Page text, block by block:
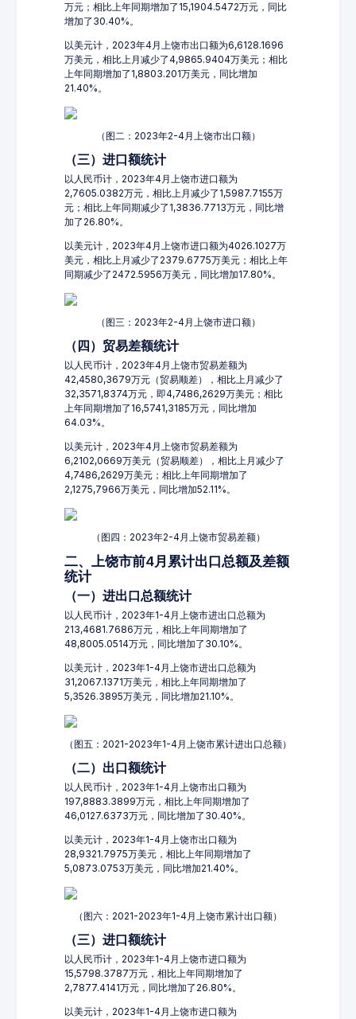
万元；相比上年同期增加了15,1904.5472万元，同比
增加了30.40%。
以美元计，2023年4月上饶市出口额为6,6128.1696
万美元，相比上月减少了4,9865.9404万美元；相比
上年同期增加了1,8803.201万美元，同比增加
21.40%。
（图二：2023年2-4月上饶市出口额）
（三）进口额统计
以人民币计，2023年4月上饶市进口额为
2,7605.0382万元，相比上月减少了1,5987.7155万
元；相比上年同期减少了1,3836.7713万元，同比增
加了26.80%。
以美元计，2023年4月上饶市进口额为4026.1027万
美元，相比上月减少了2379.6775万美元；相比上年
同期减少了2472.5956万美元，同比增加17.80%。
（图三：2023年2-4月上饶市进口额）
（四）贸易差额统计
以人民币计，2023年4月上饶市贸易差额为
42,4580,3679万元（贸易顺差），相比上月减少了
32,3571,8374万元，即4,7486,2629万美元；相比
上年同期增加了16,5741,3185万元，同比增加
64.03%。
以美元计，2023年4月上饶市贸易差额为
6,2102,0669万美元（贸易顺差），相比上月减少了
4,7486,2629万美元；相比上年同期增加了
2,1275,7966万美元，同比增加52.11%。
（图四：2023年2-4月上饶市贸易差额）
二、上饶市前4月累计出口总额及差额
统计
（一）进出口总额统计
以人民币计，2023年1-4月上饶市进出口总额为
213,4681.7686万元，相比上年同期增加了
48,8005.0514万元，同比增加了30.10%。
以美元计，2023年1-4月上饶市进出口总额为
31,2067.1371万美元，相比上年同期增加了
5,3526.3895万美元，同比增加21.10%。
（图五：2021-2023年1-4月上饶市累计进出口总额）
（二）出口额统计
以人民币计，2023年1-4月上饶市出口额为
197,8883.3899万元，相比上年同期增加了
46,0127.6373万元，同比增加了30.40%。
以美元计，2023年1-4月上饶市出口额为
28,9321.7975万美元，相比上年同期增加了
5,0873.0753万美元，同比增加21.40%。
（图六：2021-2023年1-4月上饶市累计出口额）
（三）进口额统计
以人民币计，2023年1-4月上饶市进口额为
15,5798.3787万元，相比上年同期增加了
2,7877.4141万元，同比增加了26.80%。
以美元计，2023年1-4月上饶市进口额为